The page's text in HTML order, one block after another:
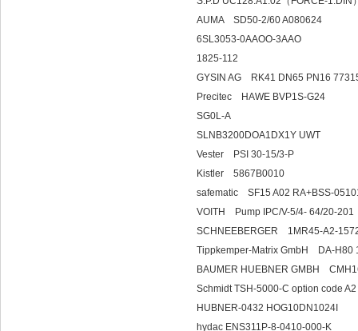
AUMA SD50-2/60 A080624
6SL3053-0AAOO-3AAO
1825-112
GYSIN AG RK41 DN65 PN16
Precitec HAWE BVP1S-G24
SG0L-A
SLNB3200DOA1DX1Y UWT
Vester PSI 30-15/3-P
Kistler
safematic SF15 A02 RA+BSS-
VOITH Pump IPC/
SCHNEEBERGER 1MR45-A2-
Tippkemper-Matrix GmbH DA-H80
BAUMER HUEBNER
Schmidt TSH-5000-C option
HUBNER-0432 HOG10DN1024I
hydac ENS311P-8-0410-